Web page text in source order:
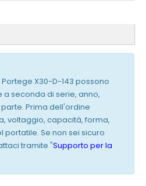
X30-D-143 possono
seconda di serie, anno,
Prima dell'ordine
voltaggio, capacità, forma,
Se non sei sicuro
tramite "Supporto per la